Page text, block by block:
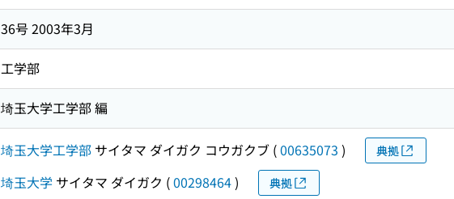
36号 2003年3月
工学部
埼玉大学工学部 編
埼玉大学工学部 サイタマ ダイガク コウガクブ (00635073 ) 典拠
埼玉大学 サイタマ ダイガク (00298464) 典拠